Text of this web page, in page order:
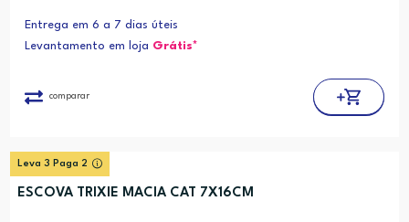
Entrega em 6 a 7 dias úteis
Levantamento em loja Grátis*
comparar
Leva 3 Paga 2
ESCOVA TRIXIE MACIA CAT 7X16CM